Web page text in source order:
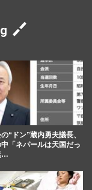
“ドン”蔵内勇夫議長、
「ネパールは天国だっ
…